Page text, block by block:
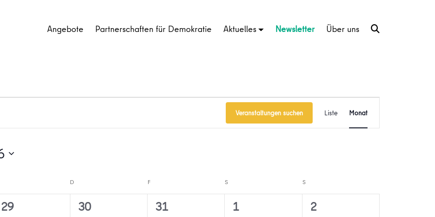
Angebote Partnerschaften für Demokratie Aktuelles Newsletter Über uns
Veranstaltungen suchen
Veranstaltung
Ansichten-
Liste Monat
D FFREITAG S S
0
29
0
30
0
31
0
1
0
2